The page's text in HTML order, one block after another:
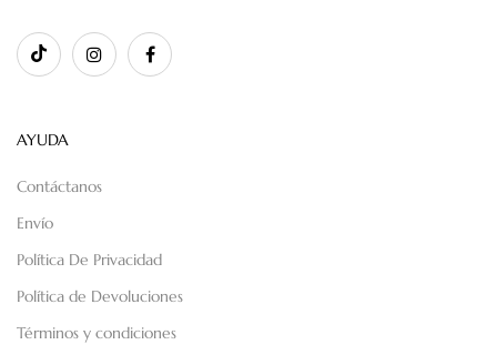
AYUDA
Contáctanos
Envío
Política De Privacidad
Política de Devoluciones
Términos y condiciones